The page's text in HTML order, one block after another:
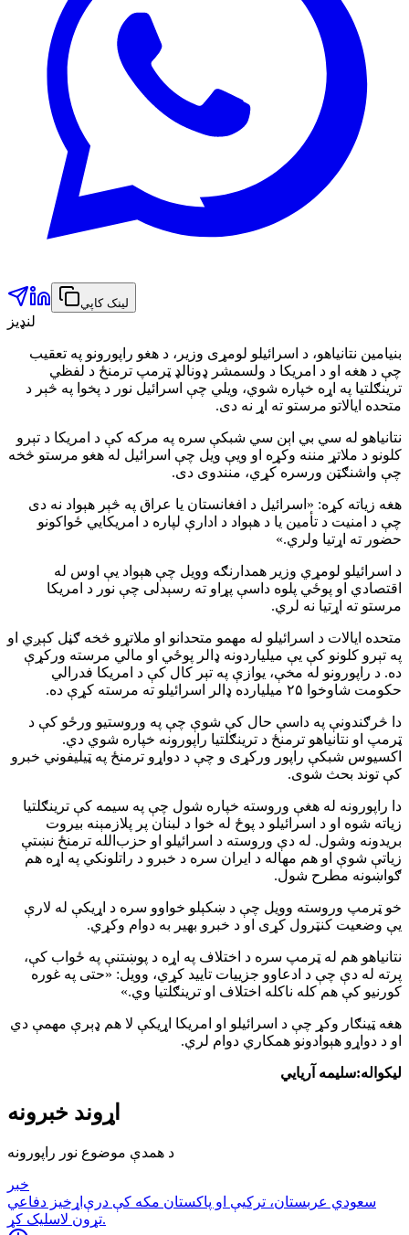
لینک کاپي
لنډیز
بنیامین نتانیاهو، د اسرائیلو لومړی وزیر، د هغو راپورونو په تعقیب
چې د هغه او د امریکا د ولسمشر ډونالډ ټرمپ ترمنځ د لفظي
ترینګلتیا په اړه خپاره شوي، ویلي چې اسرائیل نور د پخوا په څېر د
متحده ایالاتو مرستو ته اړ نه دی.
نتانیاهو له سي بي اېن سي شبکې سره په مرکه کې د امریکا د تېرو
کلونو د ملاتړ مننه وکړه او ویې ویل چې اسرائیل له هغو مرستو څخه
چې واشنګټن ورسره کړي، منندوی دی.
هغه زیاته کړه: «اسرائیل د افغانستان یا عراق په څېر هېواد نه دی
چې د امنیت د تأمین یا د هېواد د ادارې لپاره د امریکايي ځواکونو
حضور ته اړتیا ولري.»
د اسرائیلو لومړي وزیر همدارنګه وویل چې هېواد یې اوس له
اقتصادي او پوځي پلوه داسې پړاو ته رسېدلی چې نور د امریکا
مرستو ته اړتیا نه لري.
متحده ایالات د اسرائیلو له مهمو متحدانو او ملاتړو څخه ګڼل کېږي او
په تېرو کلونو کې یې میلیاردونه ډالر پوځي او مالي مرسته ورکړې
ده. د راپورونو له مخې، یوازې په تېر کال کې د امریکا فدرالي
حکومت شاوخوا ۲۵ میلیارده ډالر اسرائیلو ته مرسته کړې ده.
دا څرګندونې په داسې حال کې شوې چې په وروستیو ورځو کې د
ټرمپ او نتانیاهو ترمنځ د ترینګلتیا راپورونه خپاره شوي دي.
اکسیوس شبکې راپور ورکړی و چې د دواړو ترمنځ په ټیلیفوني خبرو
کې توند بحث شوی.
دا راپورونه له هغې وروسته خپاره شول چې په سیمه کې ترینګلتیا
زیاته شوه او د اسرائیلو د پوځ له خوا د لبنان پر پلازمېنه بیروت
بریدونه وشول. له دې وروسته د اسرائیلو او حزب‌الله ترمنځ نښتې
زیاتې شوې او هم مهاله د ایران سره د خبرو د راتلونکي په اړه هم
ګواښونه مطرح شول.
خو ټرمپ وروسته وویل چې د ښکېلو خواوو سره د اړیکې له لارې
یې وضعیت کنټرول کړی او د خبرو بهیر به دوام وکړي.
نتانیاهو هم له ټرمپ سره د اختلاف په اړه د پوښتنې په ځواب کې،
پرته له دې چې د ادعاوو جزییات تایید کړي، وویل: «حتی په غوره
کورنیو کې هم کله ناکله اختلاف او ترینګلتیا وي.»
هغه ټینګار وکړ چې د اسرائیلو او امریکا اړیکې لا هم ډېرې مهمې دي
او د دواړو هېوادونو همکاري دوام لري.
لیکواله:سلیمه آریایي
اړوند خبرونه
د همدې موضوع نور راپورونه
خبر
سعودي عربستان، ترکیې او پاکستان مکه کې درې‌اړخیز دفاعي
تړون لاسلیک کړ.